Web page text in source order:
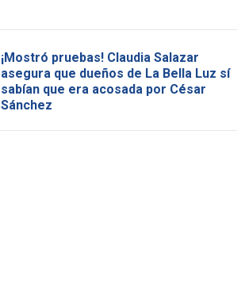
¡Mostró pruebas! Claudia Salazar
asegura que dueños de La Bella Luz sí
sabían que era acosada por César
Sánchez